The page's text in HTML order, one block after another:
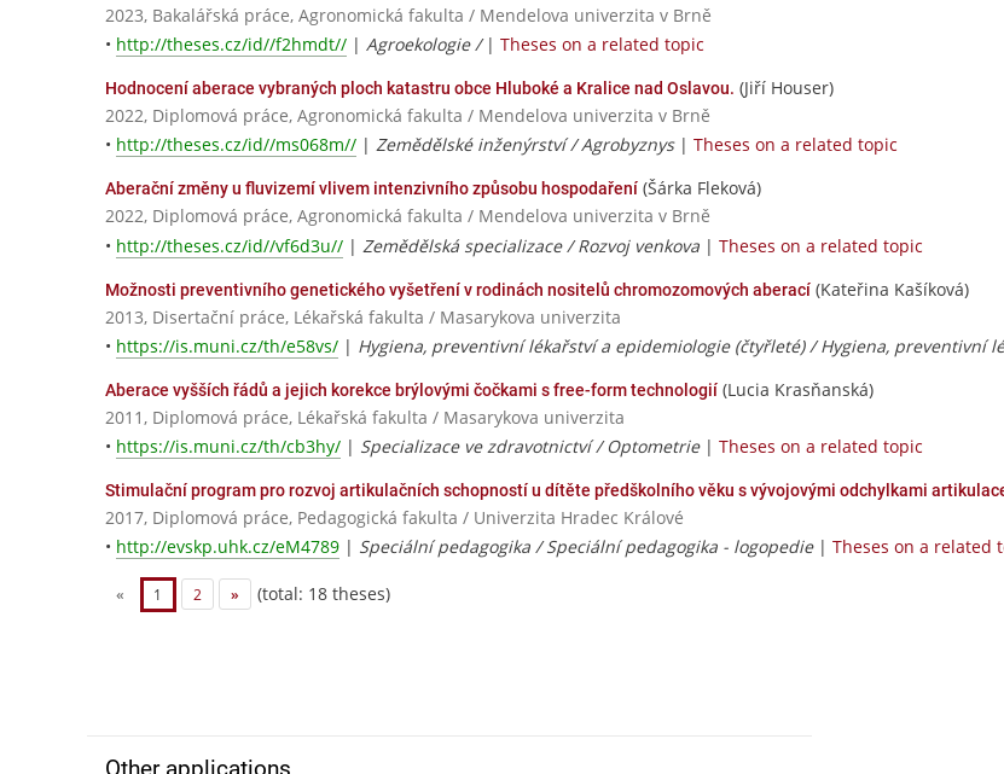
2023, Bakalářská práce, Agronomická fakulta / Mendelova univerzita v Brně
• http://theses.cz/id//f2hmdt// | Agroekologie / | Theses on a related topic
Hodnocení aberace vybraných ploch katastru obce Hluboké a Kralice nad Oslavou. (Jiří Houser)
2022, Diplomová práce, Agronomická fakulta / Mendelova univerzita v Brně
• http://theses.cz/id//ms068m// | Zemědělské inženýrství / Agrobyznys| Theses on a related topic
Aberační změny u fluvizemí vlivem intenzivního způsobu hospodaření (Šárka Fleková)
2022, Diplomová práce, Agronomická fakulta / Mendelova univerzita v Brně
• http://theses.cz/id//vf6d3u// | Zemědělská specializace / Rozvoj venkova | Theses on a related topic
Možnosti preventivního genetického vyšetření v rodinách nositelů chromozomových aberací (Kateřina Kašíková)
2013, Disertační práce, Lékařská fakulta / Masarykova univerzita
• https://is.muni.cz/th/e58vs/ | Hygiena, preventivní lékařství a epidemiologie (čtyřleté) / Hygiena, preventivní
Aberace vyšších řádů a jejich korekce brýlovými čočkami s free-form technologií (Lucia Krasňanská)
2011, Diplomová práce, Lékařská fakulta / Masarykova univerzita
• https://is.muni.cz/th/cb3hy/ | Specializace ve zdravotnictví / Optometrie| Theses on a related topic
Stimulační program pro rozvoj artikulačních schopností u dítěte předškolního věku s vývojovými odchylkami
2017, Diplomová práce, Pedagogická fakulta / Univerzita Hradec Králové
• http://evskp.uhk.cz/eM4789 | Speciální pedagogika / Speciální pedagogika - logopedie| Theses on a related
« 1 2 » (total: 18 theses)